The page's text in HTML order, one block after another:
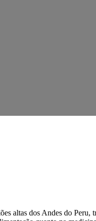
altas dos Andes do Peru,